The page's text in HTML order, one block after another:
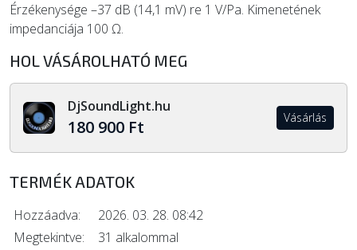
Érzékenysége –37 dB (14,1 mV) re 1 V/Pa. Kimenetének
impedanciája 100 Ω.
HOL VÁSÁROLHATÓ MEG
DjSoundLight.hu
180 900 Ft Vásárlás
TERMÉK ADATOK
Hozzáadva:
2026. 03. 28. 08:42
Megtekintve:
31 alkalommal